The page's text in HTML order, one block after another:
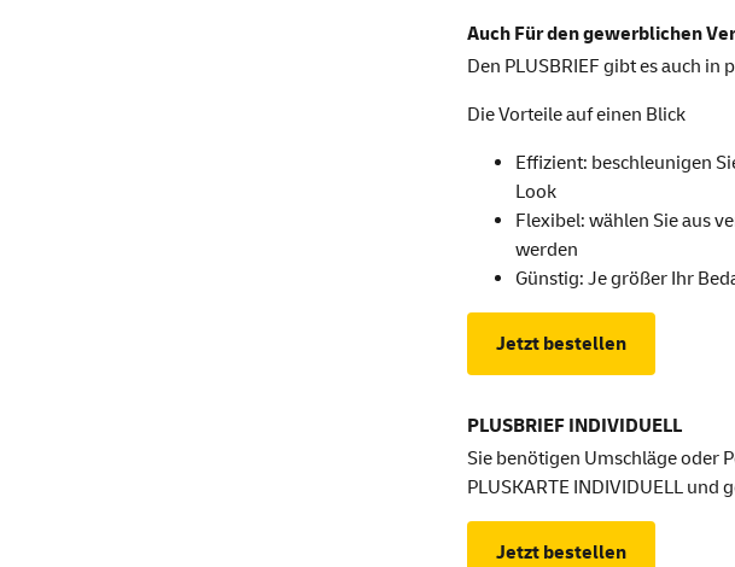
Auch Für den gewerblichen
Den PLUSBRIEF gibt es auch
Die Vorteile auf einen Blick
Effizient: beschleunigen
Look
Flexibel: wählen Sie aus
werden
Günstig: Je größer Ihr
Jetzt bestellen
PLUSBRIEF INDIVIDUELL
Sie benötigen Umschläge oder
PLUSKARTE INDIVIDUELL
Jetzt bestellen